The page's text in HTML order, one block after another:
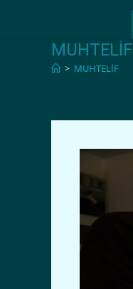
MUHTELİF
> MUHTELİF